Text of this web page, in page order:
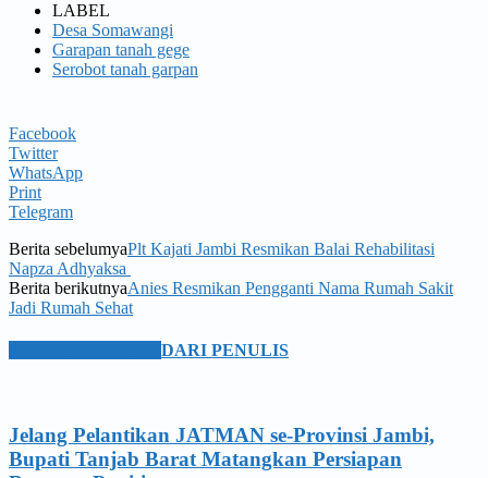
LABEL
Desa Somawangi
Garapan tanah gege
Serobot tanah garpan
Facebook
Twitter
WhatsApp
Print
Telegram
Berita sebelumyaPlt Kajati Jambi Resmikan Balai Rehabilitasi
Napza Adhyaksa
Berita berikutnyaAnies Resmikan Pengganti Nama Rumah Sakit
Jadi Rumah Sehat
DARI PENULIS
Jelang Pelantikan JATMAN se-Provinsi Jambi,
Bupati Tanjab Barat Matangkan Persiapan